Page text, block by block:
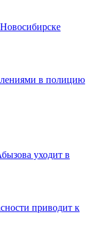
в полицию
уходит в
приводит к